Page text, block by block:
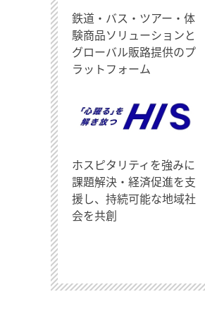
鉄道・バス・ツアー・体
験商品ソリューションと
グローバル販路提供のプ
ラットフォーム
ホスピタリティを強みに
課題解決・経済促進を支
援し、持続可能な地域社
会を共創